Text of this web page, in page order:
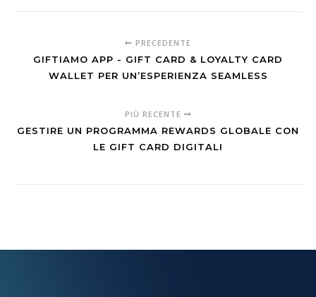
PRECEDENTE
GIFTIAMO APP - GIFT CARD & LOYALTY CARD
WALLET PER UN’ESPERIENZA SEAMLESS
PIÙ RECENTE
GESTIRE UN PROGRAMMA REWARDS GLOBALE CON
LE GIFT CARD DIGITALI